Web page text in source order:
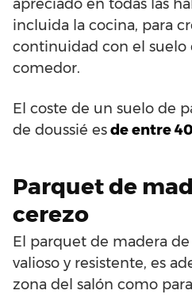
apreciado en todas las
incluida la cocina, para
continuidad con el suelo
comedor.
El coste de un suelo de
de doussié esde entre
Parquet de
cerezo
El parquet de madera
valioso y resistente, es
zona del salón como